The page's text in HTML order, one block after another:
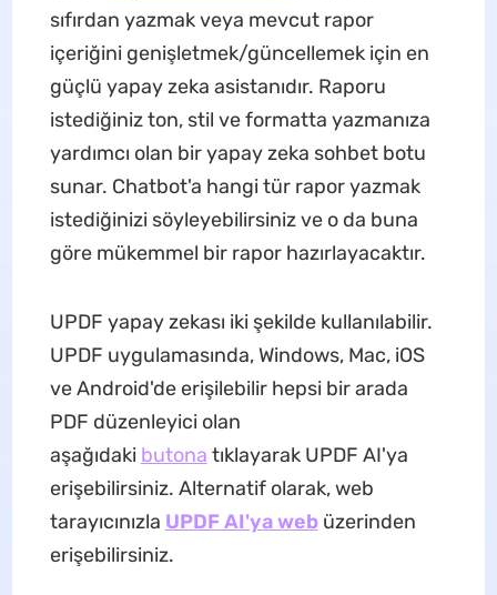
sıfırdan yazmak veya mevcut rapor
içeriğini genişletmek/güncellemek için en
güçlü yapay zeka asistanıdır. Raporu
istediğiniz ton, stil ve formatta yazmanıza
yardımcı olan bir yapay zeka sohbet botu
sunar. Chatbot'a hangi tür rapor yazmak
istediğinizi söyleyebilirsiniz ve o da buna
göre mükemmel bir rapor hazırlayacaktır.
UPDF yapay zekası iki şekilde kullanılabilir.
UPDF uygulamasında, Windows, Mac, iOS
ve Android'de erişilebilir hepsi bir arada
PDF düzenleyici olan
aşağıdaki butona tıklayarak UPDF AI'ya
erişebilirsiniz. Alternatif olarak, web
tarayıcınızla UPDF AI'ya webüzerinden
erişebilirsiniz.